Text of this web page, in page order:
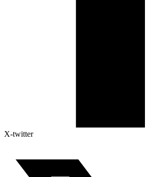
X-twitter